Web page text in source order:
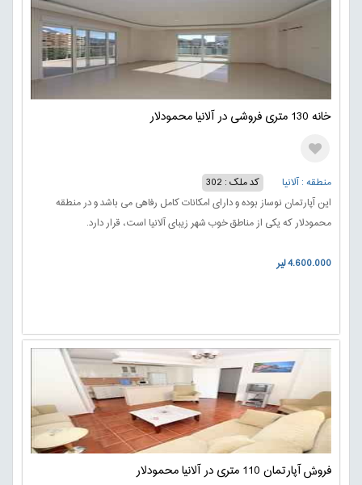
خانه 130 متری فروشی در آلانیا محمودلار
منطقه : آلانیا
کد ملک : 302
این آپارتمان نوساز بوده و دارای امکانات کامل رفاهی می باشد و در منطقه
محمودلار که یکی از مناطق خوب شهر زیبای آلانیا است، قرار دارد.
4.600.000 لیر
فروش آپارتمان 110 متری در آلانیا محمودلار